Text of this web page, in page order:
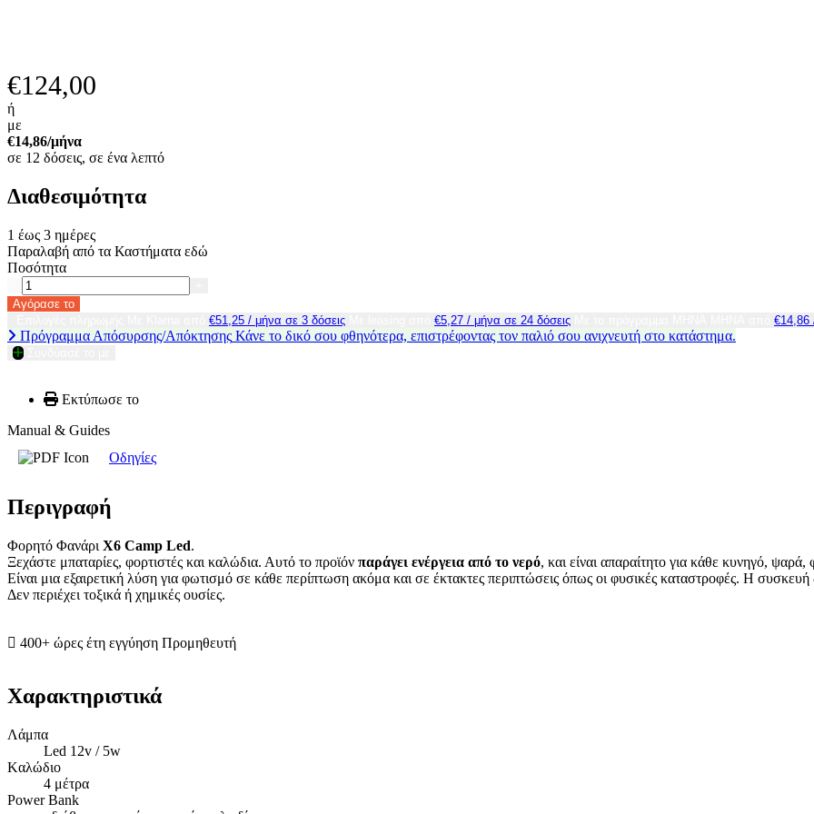
€124,00
ή
με
€14,86/μήνα
σε 12 δόσεις, σε ένα λεπτό
Διαθεσιμότητα
1 έως 3 ημέρες
Παραλαβή από τα Καστήματα εδώ
Ποσότητα
Αγόρασε το
€51,25 / μήνα σε 3 δόσεις €5,27 / μήνα σε 24 δόσεις €14,86
Πρόγραμμα Απόσυρσης/Απόκτησης Κάνε το δικό σου φθηνότερα, επιστρέφοντας τον παλιό σου ανιχνευτή στο κατάστημα.
Εκτύπωσε το
Manual & Guides
Οδηγίες
Περιγραφή
Φορητό Φανάρι X6 Camp Led.
Ξεχάστε μπαταρίες, φορτιστές και καλώδια. Αυτό το προϊόν παράγει ενέργεια από το νερό, και είναι απαραίτητο για κάθε κυνηγό,
Είναι μια εξαιρετική λύση για φωτισμό σε κάθε περίπτωση ακόμα και σε έκτακτες περιπτώσεις όπως οι φυσικές καταστροφές. Η συσκευή
Δεν περιέχει τοξικά ή χημικές ουσίες.
400+ ώρες έτη εγγύηση Προμηθευτή
Χαρακτηριστικά
Λάμπα
Led 12v / 5w
Kαλώδιο
4 μέτρα
Power Bank